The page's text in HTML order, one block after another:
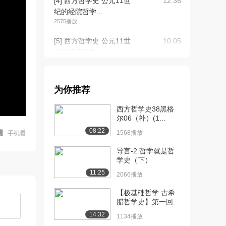
手机看
纪的经院哲学...
2575播放
[5] 西方哲学史 公元11世
10:05
纪的经院哲学...
[7] 西方哲学史 公元11世
纪的经院哲学...
11:43
[8] 西方哲学史 公元11世
纪的经院哲学...
[9] 西方哲学史 公元11世
纪的经院哲学...
待播放
为你推荐
08:22
西方哲学史38黑格
尔06（补）(1...
1568播放
11:25
导言-2.哲学就是哲
学史（下）
2066播放
14:32
【极基础哲学 古希
腊哲学史】第一回...
1134播放